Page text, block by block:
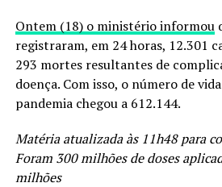
Ontem (18) o ministério informou
registraram, em 24 horas, 12.301
293 mortes resultantes de
doença. Com isso, o número de
pandemia chegou a 612.144.
Matéria atualizada às 11h48 para
Foram 300 milhões de doses
milhões